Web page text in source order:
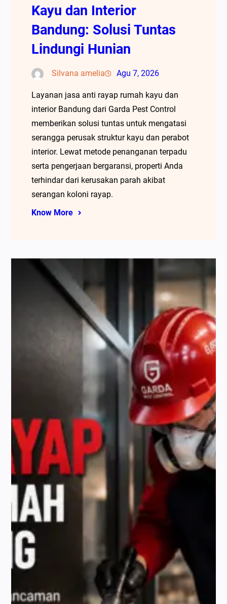
Kayu dan Interior
Bandung: Solusi Tuntas
Lindungi Hunian
Silvana amelia Agu 7, 2026
Layanan jasa anti rayap rumah kayu dan
interior Bandung dari Garda Pest Control
memberikan solusi tuntas untuk mengatasi
serangga perusak struktur kayu dan perabot
interior. Lewat metode penanganan terpadu
serta pengerjaan bergaransi, properti Anda
terhindar dari kerusakan parah akibat
serangan koloni rayap.
Know More